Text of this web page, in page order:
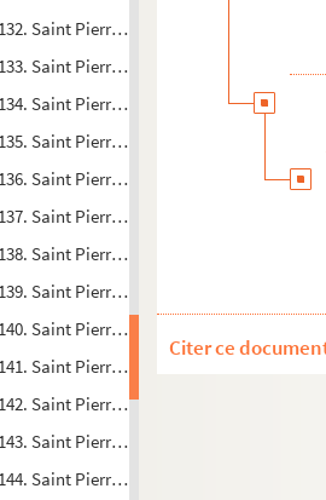
Saint Pierre Clavier
Saint Pierre Clavier
Saint Pierre Clavier
Saint Pierre Clavier
Saint Pierre Clavier
Saint Pierre Clavier
Saint Pierre Gonzales
Saint Pierre Gonzales
Saint Pierre Gonzales
Saint Pierre Gonzales
Saint Pierre Regalodo
Saint Pierre Regalat
Saint Pierre Damien, docteur de l'Eglise
Citer ce